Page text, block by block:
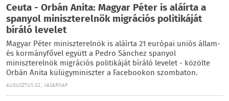
Ceuta - Orbán Anita: Magyar Péter is aláírta a
spanyol miniszterelnök migrációs politikáját
bíráló levelet
Magyar Péter miniszterelnök is aláírta 21 európai uniós állam-
és kormányfővel együtt a Pedro Sánchez spanyol
miniszterelnök migrációs politikáját bíráló levelet - közölte
Orbán Anita külügyminiszter a Facebookon szombaton.
AUGUSZTUS 02., VASÁRNAP